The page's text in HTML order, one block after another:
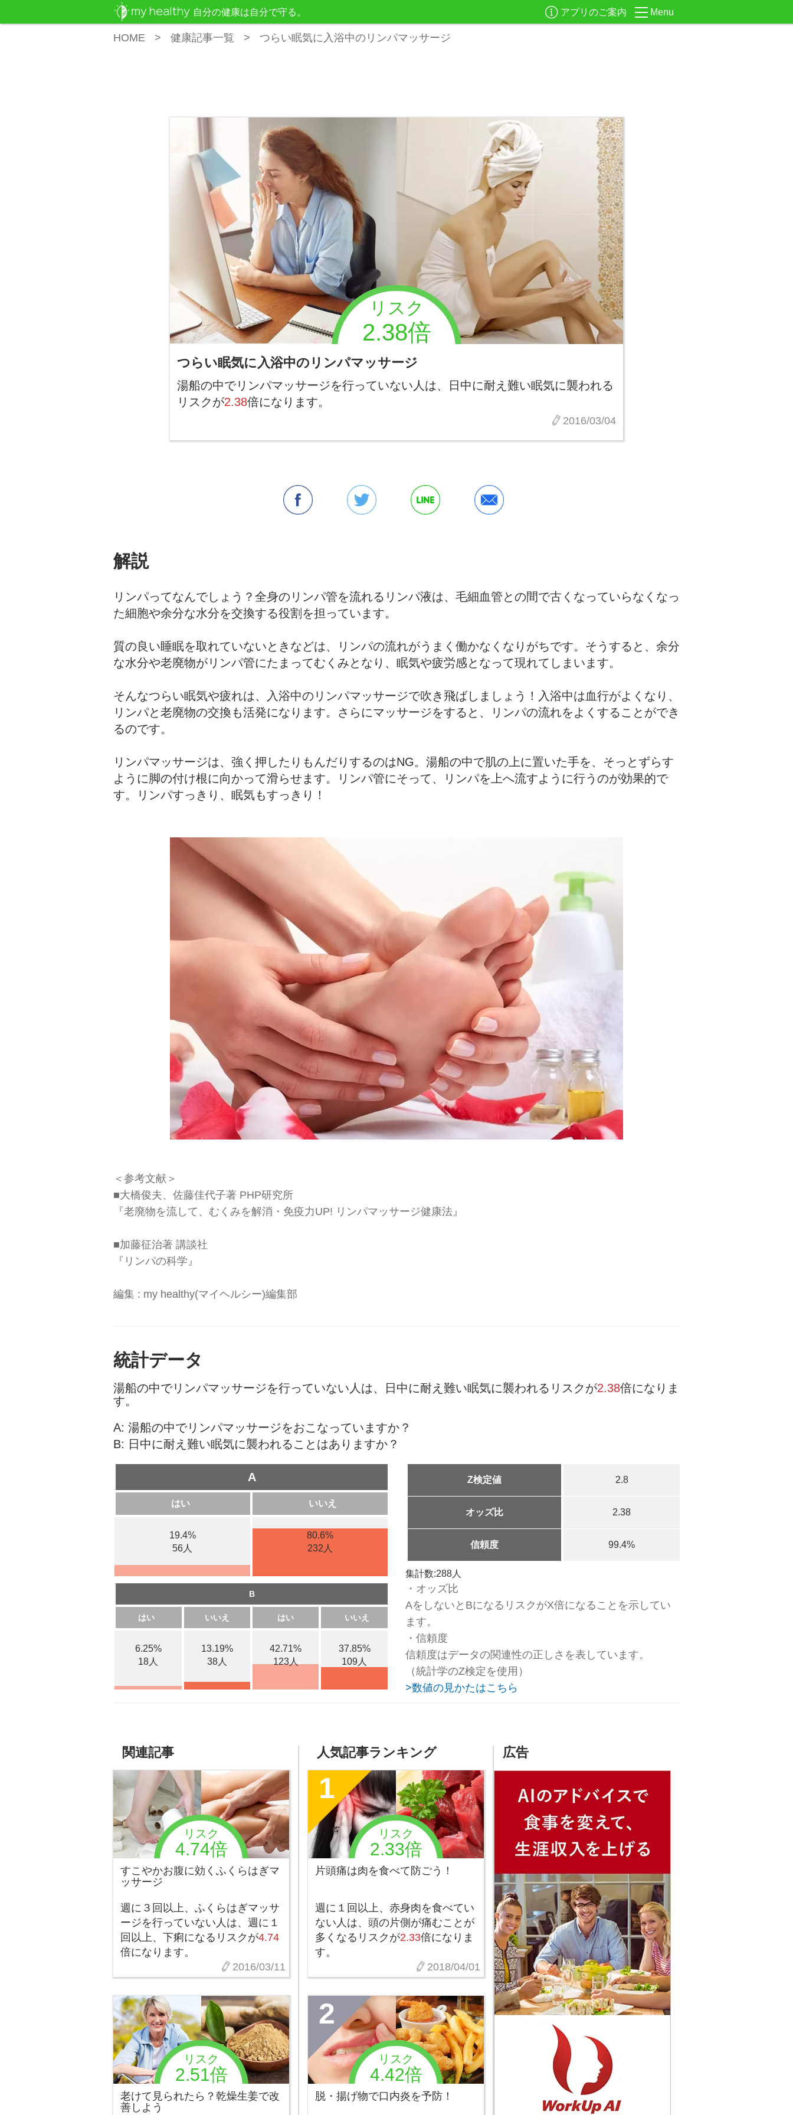
HOME 健康記事一覧 つらい眠気に入浴中のリンパマッサージ
リスク
2.38倍
つらい眠気に入浴中のリンパマッサージ
湯船の中でリンパマッサージを行っていない人は、日中に耐え難い眠気に襲われる
リスクが2.38倍になります。
2016/03/04
解説
リンパってなんでしょう？全身のリンパ管を流れるリンパ液は、毛細血管との間で古くなっていらなくなっ
た細胞や余分な水分を交換する役割を担っています。
質の良い睡眠を取れていないときなどは、リンパの流れがうまく働かなくなりがちです。そうすると、余分
な水分や老廃物がリンパ管にたまってむくみとなり、眠気や疲労感となって現れてしまいます。
そんなつらい眠気や疲れは、入浴中のリンパマッサージで吹き飛ばしましょう！入浴中は血行がよくなり、
リンパと老廃物の交換も活発になります。さらにマッサージをすると、リンパの流れをよくすることができ
るのです。
リンパマッサージは、強く押したりもんだりするのはNG。湯船の中で肌の上に置いた手を、そっとずらす
ように脚の付け根に向かって滑らせます。リンパ管にそって、リンパを上へ流すように行うのが効果的で
す。リンパすっきり、眠気もすっきり！
＜参考文献＞
■大橋俊夫、佐藤佳代子著 PHP研究所
『老廃物を流して、むくみを解消・免疫力UP! リンパマッサージ健康法』
■加藤征治著 講談社
『リンパの科学』
編集 : my healthy(マイヘルシー)編集部
統計データ
湯船の中でリンパマッサージを行っていない人は、日中に耐え難い眠気に襲われるリスクが2.38倍になりま
す。
A: 湯船の中でリンパマッサージをおこなっていますか？
B: 日中に耐え難い眠気に襲われることはありますか？
A
はい いいえ
19.4%
56人
80.6%
232人
B
はい いいえ はい いいえ
6.25%
18人
13.19%
38人
42.71%
123人
37.85%
109人
Z検定値 2.8
オッズ比 2.38
信頼度 99.4%
集計数:288人
・オッズ比
AをしないとBになるリスクがX倍になることを示してい
ます。
・信頼度
信頼度はデータの関連性の正しさを表しています。
（統計学のZ検定を使用）
>数値の見かたはこちら
関連記事
リスク
4.74倍
すこやかお腹に効くふくらはぎマ
ッサージ
週に３回以上、ふくらはぎマッサ
ージを行っていない人は、週に１
回以上、下痢になるリスクが4.74
倍になります。
2016/03/11
リスク
2.51倍
老けて見られたら？乾燥生姜で改
善しよう
人気記事ランキング
リスク
2.33倍
1
片頭痛は肉を食べて防ごう！
週に１回以上、赤身肉を食べてい
ない人は、頭の片側が痛むことが
多くなるリスクが2.33倍になりま
す。
2018/04/01
リスク
4.42倍
2
脱・揚げ物で口内炎を予防！
広告
自分の健康は自分で守る。 アプリのご案内 Menu